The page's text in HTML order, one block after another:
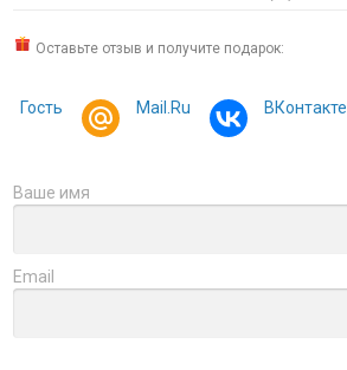
Оставьте отзыв и получите подарок:
Гость Mail.Ru ВКонтакте
Ваше имя
Email